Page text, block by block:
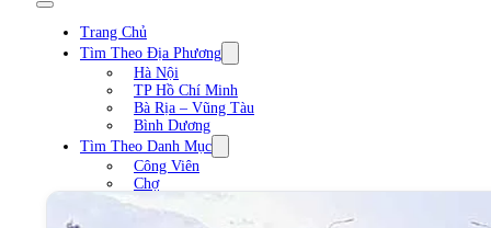
Trang Chủ
Tìm Theo Địa Phương
Hà Nội
TP Hồ Chí Minh
Bà Rịa – Vũng Tàu
Bình Dương
Tìm Theo Danh Mục
Công Viên
Chợ
Sân Vận Động